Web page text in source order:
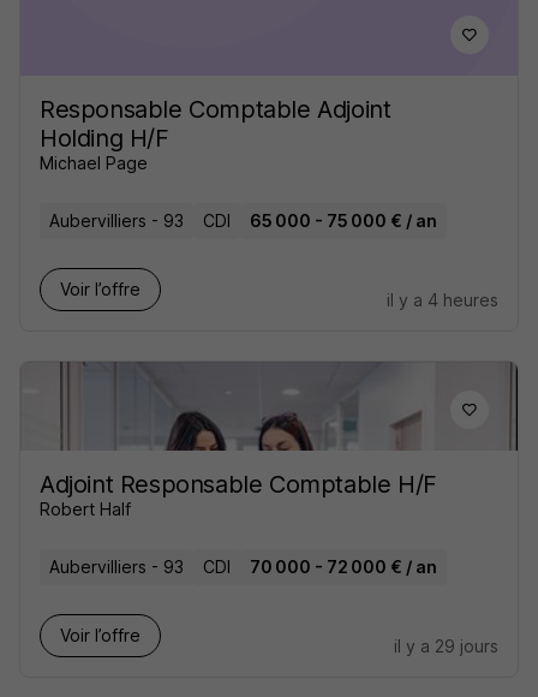
Responsable Comptable Adjoint
Holding H/F
Michael Page
Aubervilliers - 93 CDI 65 000 - 75 000 € / an
Voir l’offre
il y a 4 heures
Adjoint Responsable Comptable H/F
Robert Half
Aubervilliers - 93 CDI 70 000 - 72 000 € / an
Voir l’offre
il y a 29 jours